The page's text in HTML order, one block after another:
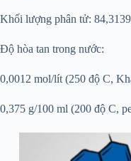
Khối lượng phân tử:
Độ hòa tan trong nước:
0,0012 mol/lít (250 độ C,
0,375 g/100 ml (200 độ C,